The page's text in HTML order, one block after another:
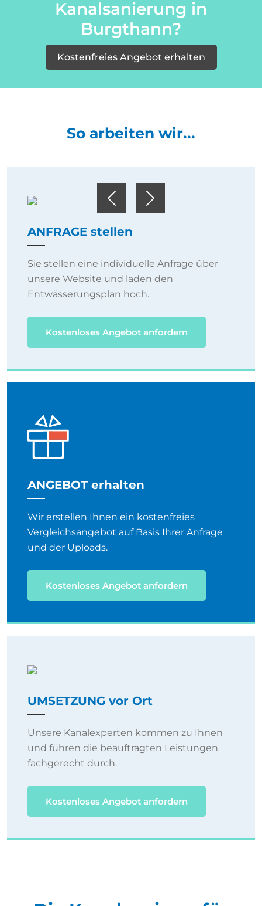
PreviousNext
Kanalsanierung in
Burgthann?
Kostenfreies Angebot erhalten
So arbeiten wir...
ANFRAGE stellen
Sie stellen eine individuelle Anfrage über
unsere Website und laden den
Entwässerungsplan hoch.
Kostenloses Angebot anfordern
ANGEBOT erhalten
Wir erstellen Ihnen ein kostenfreies
Vergleichsangebot auf Basis Ihrer Anfrage
und der Uploads.
Kostenloses Angebot anfordern
UMSETZUNG vor Ort
Unsere Kanalexperten kommen zu Ihnen
und führen die beauftragten Leistungen
fachgerecht durch.
Kostenloses Angebot anfordern